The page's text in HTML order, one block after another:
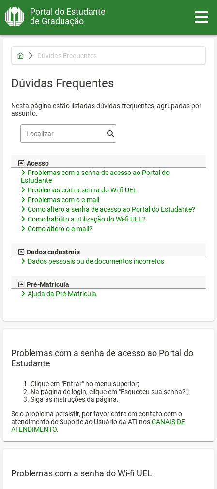
Portal do Estudante
de Graduação
Dúvidas Frequentes
Dúvidas Frequentes
Nesta página estão listadas dúvidas frequentes, agrupadas por
assunto.
Acesso
Problemas com a senha de acesso ao Portal do
Estudante
Problemas com a senha do Wi-fi UEL
Problemas com o e-mail
Como altero a senha de acesso ao Portal do Estudante?
Como habilito a utilização do Wi-fi UEL?
Como altero o e-mail?
Dados cadastrais
Dados pessoais ou de documentos incorretos
Pré-Matrícula
Ajuda da Pré-Matrícula
Problemas com a senha de acesso ao Portal do
Estudante
Clique em "Entrar" no menu superior;
Na página de login, clique em "Esqueceu sua senha?";
Siga as instruções da página.
Se o problema persistir, por favor entre em contato com o
atendimento de Suporte ao Usuário da ATI nosCANAIS DE
ATENDIMENTO.
Problemas com a senha do Wi-fi UEL